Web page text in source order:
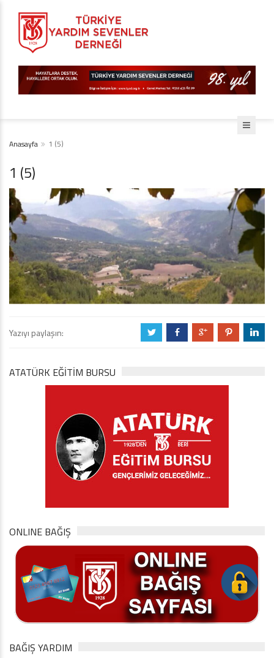
Anasayfa 1 (5)
1 (5)
Yazıyı paylaşın: a b c d j
ATATÜRK EĞITIM BURSU
ONLINE BAĞIŞ
BAĞIŞ YARDIM